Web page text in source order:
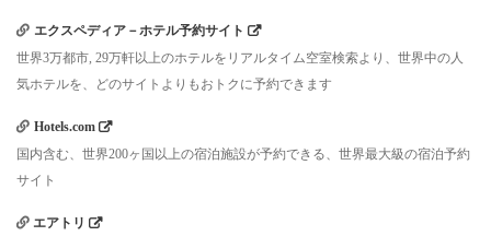
エクスペディア－ホテル予約サイト
世界3万都市, 29万軒以上のホテルをリアルタイム空室検索より、世界中の人
気ホテルを、どのサイトよりもおトクに予約できます
Hotels.com
国内含む、世界200ヶ国以上の宿泊施設が予約できる、世界最大級の宿泊予約
サイト
エアトリ